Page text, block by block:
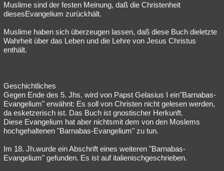
Muslime sind der festen Meinung, daß die Christenheit
diesesEvangelium zurückhält.
Muslime haben sich überzeugen lassen, daß diese Buch dieletzte
Wahrheit über das Leben und die Lehre von Jesus Christus
enthält.
Geschichtliches
Gegen Ende des 5. Jhs. wird von Papst Gelasius I ein"Barnabas-
Evangelium" erwähnt: Es soll von Christen nicht gelesen werden,
da esketzerisch ist. Das Buch ist gnostischer Herkunft.
Diese Evangelium hat aber nichtsmit dem von den Moslems
hochgehaltenen "Barnabas-Evangelium" zu tun.
Im 18. Jh.wurde ein Abschrift eines weiteren "Barnabas-
Evangelium" gefunden. Es ist auf italienischgeschrieben.